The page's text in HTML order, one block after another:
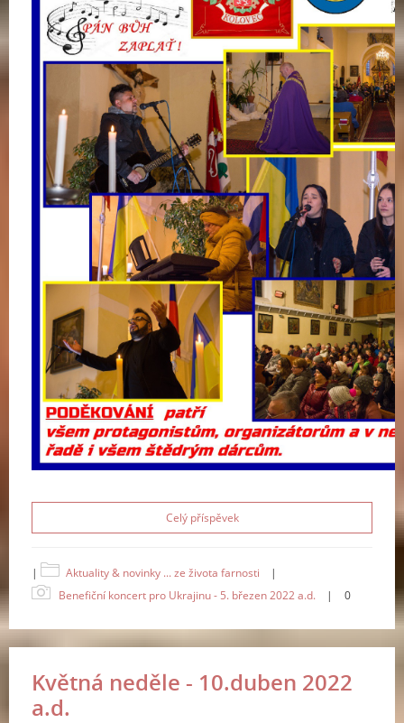
Celý příspěvek
| Aktuality & novinky ... ze života farnosti
|
Benefiční koncert pro Ukrajinu - 5. březen 2022 a.d.
| 0
Květná neděle - 10.duben 2022
a.d.